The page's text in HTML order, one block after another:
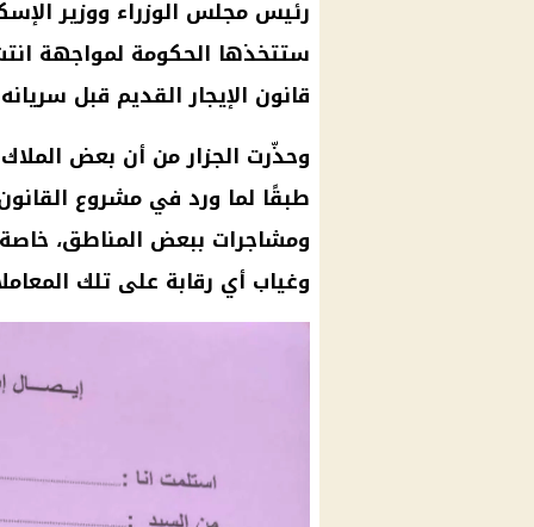
رئيس مجلس الوزراء ووزير
ستتخذها الحكومة لمواجهة
قانون الإيجار القديم قبل
وحذّرت الجزار من أن بعض
طبقًا لما ورد في مشروع
ومشاجرات ببعض المناطق، خاصة
وغياب أي رقابة على تلك